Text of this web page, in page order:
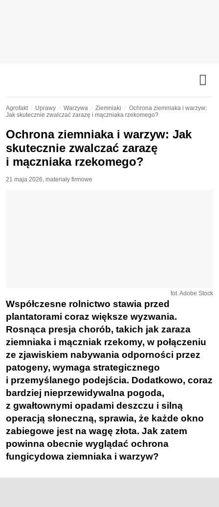
Agrofakt Uprawy Warzywa Ziemniaki
Ochrona ziemniaka i warzyw:
Jak skutecznie zwalczać zarazę i mączniaka rzekomego?
Ochrona ziemniaka i warzyw: Jak
skutecznie zwalczać zarazę
i mączniaka rzekomego?
21 maja 2026, materiały firmowe
fot. Adobe Stock
Współczesne rolnictwo stawia przed
plantatorami coraz większe wyzwania.
Rosnąca presja chorób, takich jak zaraza
ziemniaka i mączniak rzekomy, w połączeniu
ze zjawiskiem nabywania odporności przez
patogeny, wymaga strategicznego
i przemyślanego podejścia. Dodatkowo, coraz
bardziej nieprzewidywalna pogoda,
z gwałtownymi opadami deszczu i silną
operacją słoneczną, sprawia, że każde okno
zabiegowe jest na wagę złota. Jak zatem
powinna obecnie wyglądać ochrona
fungicydowa ziemniaka i warzyw?